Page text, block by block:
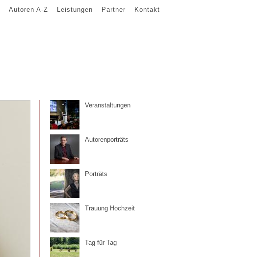
Autoren A-Z Leistungen Partner Kontakt
Veranstaltungen
Autorenporträts
Porträts
Trauung Hochzeit
Tag für Tag